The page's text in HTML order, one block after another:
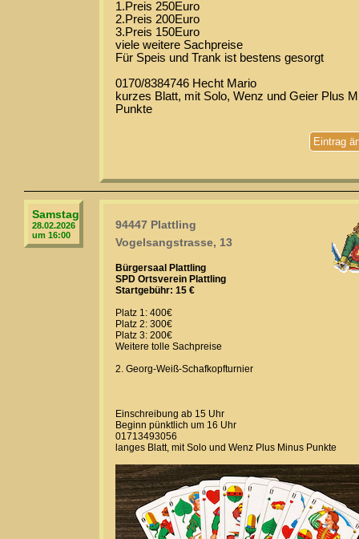
1.Preis 250Euro
2.Preis 200Euro
3.Preis 150Euro
viele weitere Sachpreise
Für Speis und Trank ist bestens gesorgt
0170/8384746 Hecht Mario
kurzes Blatt, mit Solo, Wenz und Geier Plus
Punkte
Eintrag
Samstag
28.02.2026
um 16:00
94447 Plattling
Vogelsangstrasse, 13
Bürgersaal Plattling
SPD Ortsverein Plattling
Startgebühr: 15 €
Platz 1: 400€
Platz 2: 300€
Platz 3: 200€
Weitere tolle Sachpreise
2. Georg-Weiß-Schafkopfturnier
Einschreibung ab 15 Uhr
Beginn pünktlich um 16 Uhr
01713493056
langes Blatt, mit Solo und Wenz Plus Minus Punkte